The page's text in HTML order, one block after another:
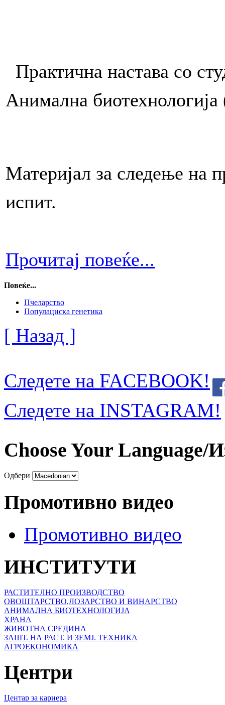
Практична настава со
Анимална
Материјал за следење на
испит.
Прочитај повеќе...
Повеќе...
Пчеларство
Популациска генетика
[ Назад ]
Следете на FACEBOOK!
Следете на INSTAGRAM!
Choose Your Language/
Одбери
Промотивно видео
Промотивно видео
ИНСТИТУТИ
РАСТИТЕЛНО ПРОИЗВОДСТВО
ОВОШТАРСТВО,ЛОЗАРСТВО И ВИНАРСТВО
АНИМАЛНА БИОТЕХНОЛОГИЈА
ХРАНА
ЖИВОТНА СРЕДИНА
ЗАШТ. НА РАСТ. И ЗЕМЈ. ТЕХНИКА
АГРОЕКОНОМИКА
Центри
Центар за кариера